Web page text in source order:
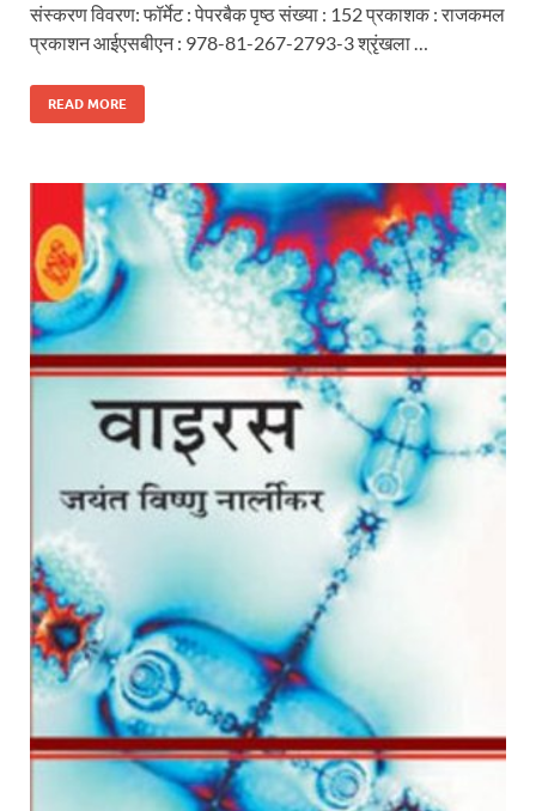
संस्करण विवरण: फॉर्मेट : पेपरबैक पृष्ठ संख्या : 152 प्रकाशक : राजकमल
प्रकाशन आईएसबीएन : 978-81-267-2793-3 श्रृंखला …
READ MORE